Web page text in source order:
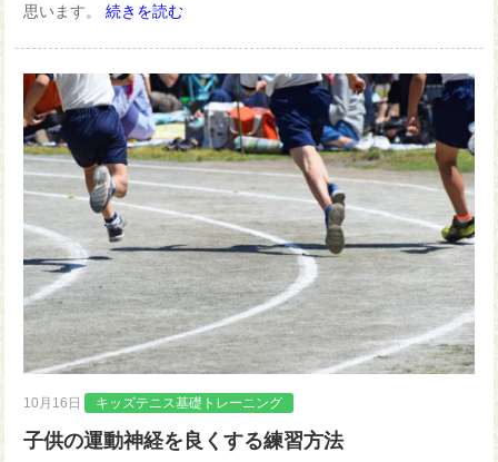
思います。続きを読む
10月16日 キッズテニス基礎トレーニング
子供の運動神経を良くする練習方法